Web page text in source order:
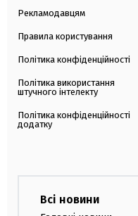
Рекламодавцям
Правила користування
Політика конфіденційності
Політика використання
штучного інтелекту
Політика конфіденційності
додатку
Всі новини